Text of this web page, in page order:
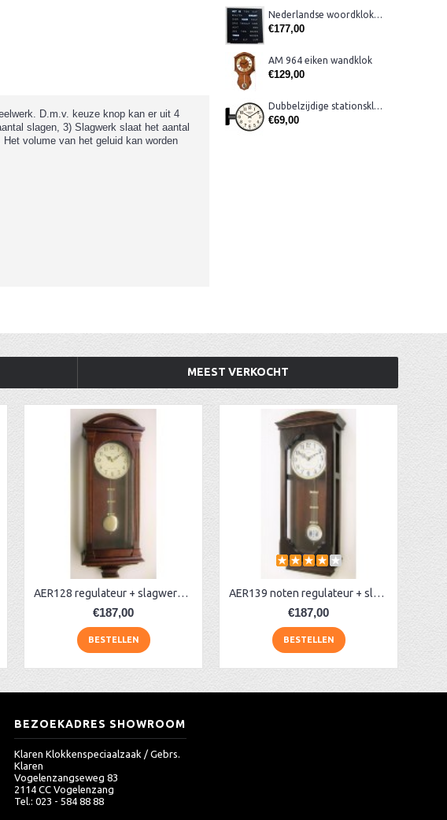
Nederlandse woordklok zwart AMS 1265
€177,00
AM 964 eiken wandklok
€129,00
Dubbelzijdige stationsklok metaal 1879
€69,00
D.m.v. keuze knop kan er uit 4
slagen, 3) Slagwerk slaat het aantal
Het volume van het geluid kan worden
MEEST VERKOCHT
AER128 regulateur + slagwerk, noten
€187,00
BESTELLEN
AER139 noten regulateur + slagwerk
€187,00
BESTELLEN
BEZOEKADRES SHOWROOM
Klaren Klokkenspeciaalzaak / Gebrs.
Klaren
Vogelenzangseweg 83
2114 CC Vogelenzang
Tel.: 023 - 584 88 88